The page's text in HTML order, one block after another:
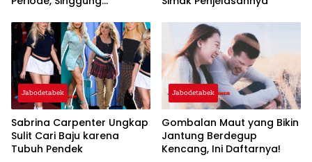
‘Warisan’
Jabodetabek
Sabrina Carpenter Ungkap
Sulit Cari Baju karena
Tubuh Pendek
Jabodetabek
Gombalan Maut yang Bikin
Jantung Berdegup
Kencang, Ini Daftarnya!